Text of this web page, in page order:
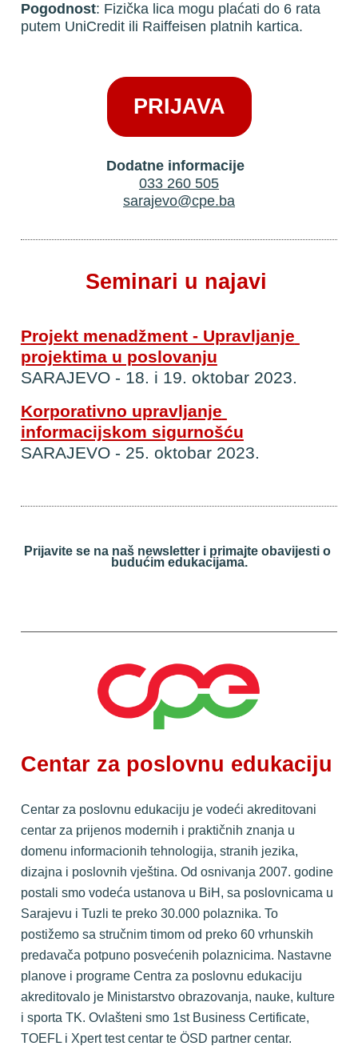
Pogodnost: Fizička lica mogu plaćati do 6 rata
putem UniCredit ili Raiffeisen platnih kartica.
PRIJAVA
Dodatne informacije
033 260 505
sarajevo@cpe.ba
Seminari u najavi
Projekt menadžment - Upravljanje
projektima u poslovanju
SARAJEVO - 18. i 19. oktobar 2023.
Korporativno upravljanje
informacijskom sigurnošću
SARAJEVO - 25. oktobar 2023.
Prijavite se na naš newsletter i primajte obavijesti o
budućim edukacijama.
Centar za poslovnu edukaciju
Centar za poslovnu edukaciju je vodeći akreditovani
centar za prijenos modernih i praktičnih znanja u
domenu informacionih tehnologija, stranih jezika,
dizajna i poslovnih vještina. Od osnivanja 2007. godine
postali smo vodeća ustanova u BiH, sa poslovnicama u
Sarajevu i Tuzli te preko 30.000 polaznika. To
postižemo sa stručnim timom od preko 60 vrhunskih
predavača potpuno posvećenih polaznicima. Nastavne
planove i programe Centra za poslovnu edukaciju
akreditovalo je Ministarstvo obrazovanja, nauke, kulture
i sporta TK. Ovlašteni smo 1st Business Certificate,
TOEFL i Xpert test centar te ÖSD partner centar.